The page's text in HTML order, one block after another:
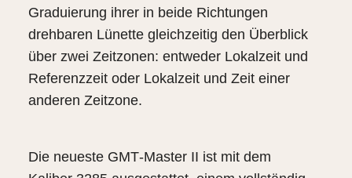
Graduierung ihrer in beide Richtungen
drehbaren Lünette gleichzeitig den Überblick
über zwei Zeitzonen: entweder Lokalzeit und
Referenzzeit oder Lokalzeit und Zeit einer
anderen Zeitzone.
Die neueste GMT‑Master II ist mit dem